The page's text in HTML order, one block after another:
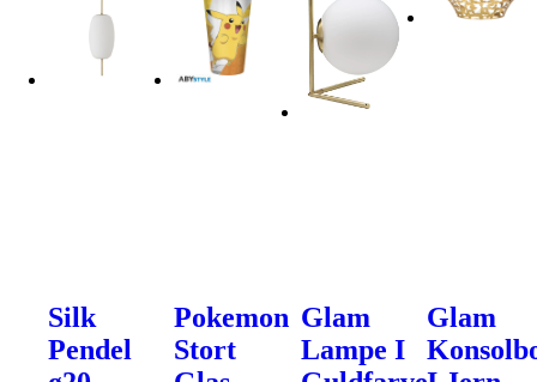
Silk
Pendel
Pokemon
Stort
Glam
Lampe I
Glam